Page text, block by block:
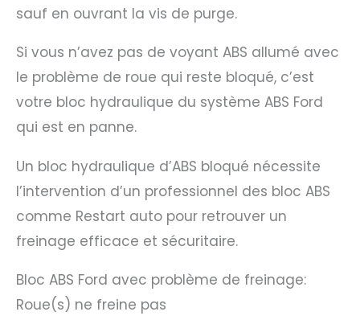
sauf en ouvrant la vis de purge.
Si vous n’avez pas de voyant ABS allumé avec
le problème de roue qui reste bloqué, c’est
votre bloc hydraulique du système ABS Ford
qui est en panne.
Un bloc hydraulique d’ABS bloqué nécessite
l’intervention d’un professionnel des bloc ABS
comme Restart auto pour retrouver un
freinage efficace et sécuritaire.
Bloc ABS Ford avec problème de freinage:
Roue(s) ne freine pas